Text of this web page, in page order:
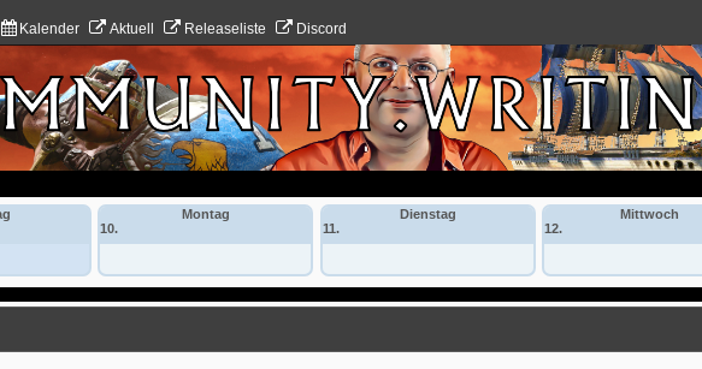
Kalender Aktuell Releaseliste Discord
Montag
10.
Dienstag
11.
Mittwoch
12.